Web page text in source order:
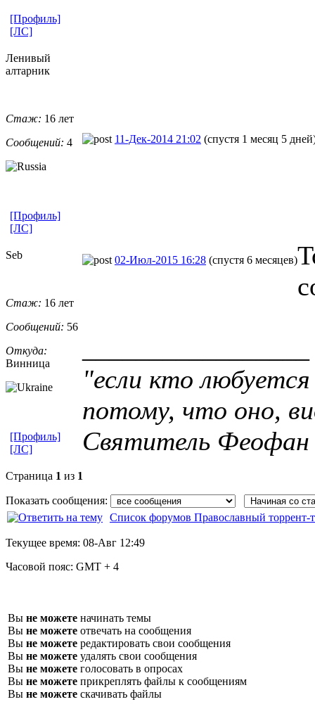
[Профиль]
[ЛС]
Ленивый
алтарник
Стаж: 16 лет
Сообщений: 4 11-Дек-2014 21:02 (спустя 1 месяц 5
[Профиль]
[ЛС]
Seb
Стаж: 16 лет
Сообщений: 56
Откуда:
Винница
02-Июл-2015 16:28 (спустя 6 месяцев)
"если кто
потому, что оно,
Святитель Феофан
[Профиль]
[ЛС]
Страница 1 из 1
Показать сообщения:
Список форумов Православный торрент-
Текущее время: 08-Авг 12:49
Часовой пояс: GMT + 4
Вы не можете начинать темы
Вы не можете отвечать на сообщения
Вы не можете редактировать свои сообщения
Вы не можете удалять свои сообщения
Вы не можете голосовать в опросах
Вы не можете прикреплять файлы к сообщениям
Вы не можете скачивать файлы